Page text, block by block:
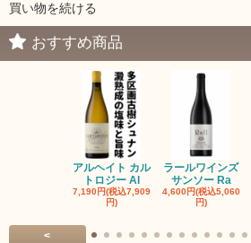
買い物を続ける
おすすめ商品
アルヘイト カル
トロジー Al
7,190円(税込7,909
円)
ラールワインズ
サンソー Ra
4,600円(税込5,060
円)
<